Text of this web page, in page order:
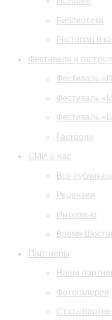
Библиотека
Ресторан и
Фестивали и
Фестиваль
Фестиваль
Фестиваль
Гастроли
СМИ о нас
Все
Рецензии
Интервью
Время
Партнеры
Наши
Фотогалерея
Стать